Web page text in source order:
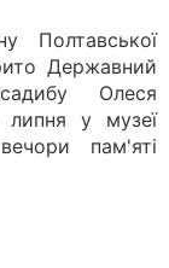
Полтавської
Державний
садибу Олеся
у музеї
пам'яті